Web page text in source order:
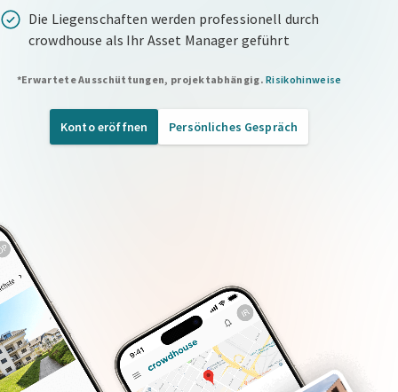
Die Liegenschaften werden professionell durch
crowdhouse als Ihr Asset Manager geführt
*Erwartete Ausschüttungen, projektabhängig.Risikohinweise
Konto eröffnen Persönliches Gespräch